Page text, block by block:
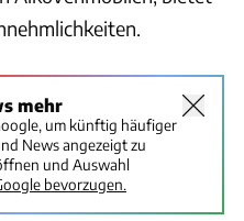
mehr
um künftig häufiger
News angezeigt zu
und Auswahl
bevorzugen.